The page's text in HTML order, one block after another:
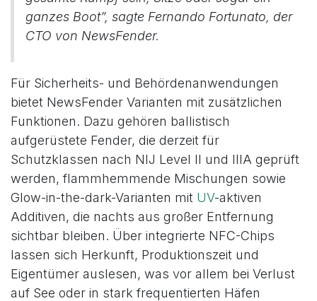
ganzes Boot”, sagte Fernando Fortunato, der
CTO von NewsFender.
Für Sicherheits- und Behördenanwendungen
bietet NewsFender Varianten mit zusätzlichen
Funktionen. Dazu gehören ballistisch
aufgerüstete Fender, die derzeit für
Schutzklassen nach NIJ Level II und IIIA geprüft
werden, flammhemmende Mischungen sowie
Glow-in-the-dark-Varianten mit UV-aktiven
Additiven, die nachts aus großer Entfernung
sichtbar bleiben. Über integrierte NFC-Chips
lassen sich Herkunft, Produktionszeit und
Eigentümer auslesen, was vor allem bei Verlust
auf See oder in stark frequentierten Häfen